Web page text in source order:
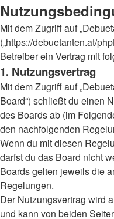
Mit dem Zugriff auf
(„https://debuetanten.at/
Betreiber ein Vertrag mit
1. Nutzungsvertrag
Mit dem Zugriff auf
Board“) schließt du einen
des Boards ab (im
den nachfolgenden
Wenn du mit diesen
darfst du das Board nicht
Boards gelten jeweils die
Regelungen.
Der Nutzungsvertrag wird
und kann von beiden